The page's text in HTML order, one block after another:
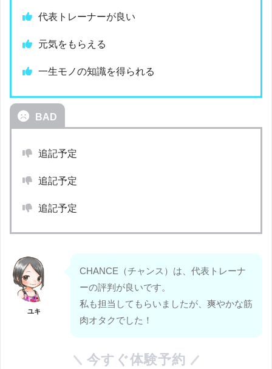
代表トレーナーが良い
元気をもらえる
一生モノの知識を得られる
BAD
追記予定
追記予定
追記予定
ユキ
CHANCE（チャンス）は、代表トレーナ
ーの評判が良いです。
私も担当してもらいましたが、爽やかな筋
肉オタクでした！
今すぐ体験予約